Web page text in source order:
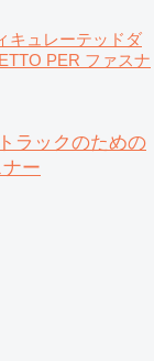
キュレーテッドダ
PER ファスナ
ラックのための
ー